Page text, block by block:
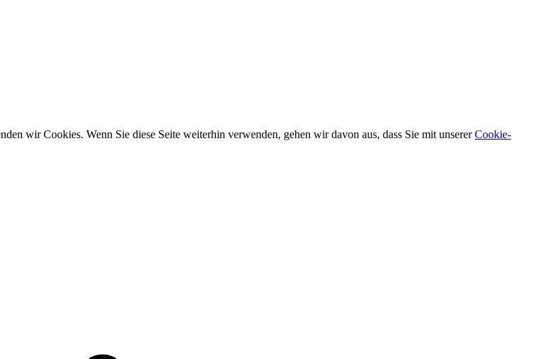
wir Cookies. Wenn Sie diese Seite weiterhin verwenden, gehen wir davon aus, dass Sie mit unsererCookie-